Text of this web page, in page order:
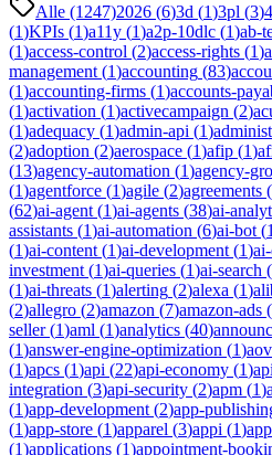
Alle (1247)2026 (6)3d (1)3pl (3)
(1)KPIs (1)a11y (1)a2p-10dlc (1)ab-
(1)access-control (2)access-rights (1)
management (1)accounting (83)
(1)accounting-firms (1)accounts-
(1)activation (1)activecampaign (2)
(1)adequacy (1)admin-api (1)
(2)adoption (2)aerospace (1)afip (1)
(13)agency-automation (1)agency-
(1)agentforce (1)agile (2)agreements (
(62)ai-agent (1)ai-agents (38)ai-
assistants (1)ai-automation (6)ai-bot (1
(1)ai-content (1)ai-development (1)
investment (1)ai-queries (1)ai-search (
(1)ai-threats (1)alerting (2)alexa (1)
(2)allegro (2)amazon (7)amazon-ads (
seller(1)aml (1)analytics (40)
(1)answer-engine-optimization (1)aov
(1)apcs (1)api (22)api-economy (1)
integration (3)api-security (2)apm (1)
(1)app-development (2)app-
(1)app-store (1)apparel (3)appi (1)
(1)applications (1)appointment-